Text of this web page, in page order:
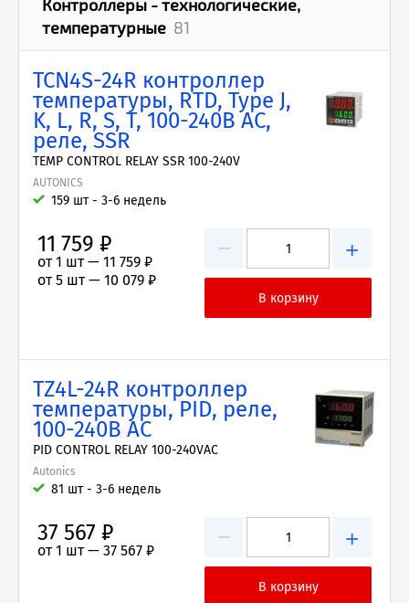
Контроллеры - технологические,
температурные 81
TCN4S-24R контроллер
температуры, RTD, Type J,
K, L, R, S, T, 100-240В AC,
реле, SSR
TEMP CONTROL RELAY SSR 100-240V
AUTONICS
159 шт - 3-6 недель
− +
11 759 ₽
от 1 шт — 11 759 ₽
от 5 шт — 10 079 ₽
TZ4L-24R контроллер
температуры, PID, реле,
100-240В AC
PID CONTROL RELAY 100-240VAC
Autonics
81 шт - 3-6 недель
− +
37 567 ₽
от 1 шт — 37 567 ₽